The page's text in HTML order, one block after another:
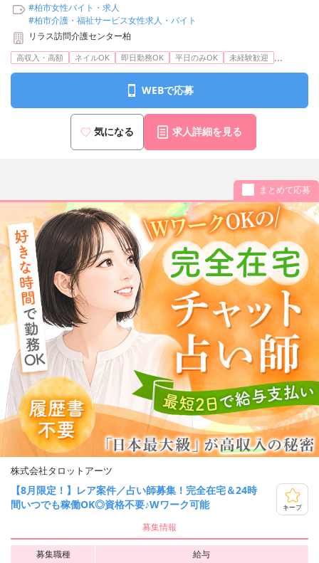
#柏市女性バイト・求人
#柏市介護・福祉サービス女性求人・バイト
リラス訪問介護センター柏
高収入・高額 ネイルOK 即日勤務OK 平日のみOK 未経験歓迎 ...
WEBで応募
気になる 求人詳細を見る
まとめて応募
株式会社タロットアーツ
【8月限定！】レア案件／占い師募集！完全在宅＆24時
間いつでも稼働OK◎資格不要♪Wワーク可能
キープ
募集情報
募集職種 給与